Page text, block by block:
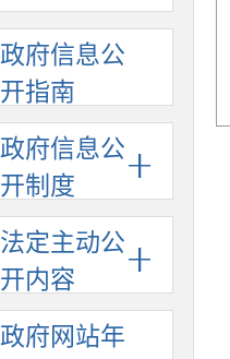
政府信息公
开指南
政府信息公
开制度
法定主动公
开内容
政府网站年